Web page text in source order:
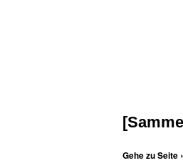
Gehe zu Seite